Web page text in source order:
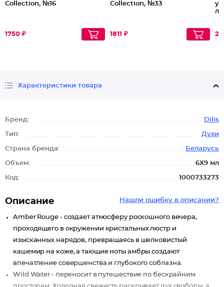
Collection, №16
1750 ₽
Collection, №33
1811 ₽
Характеристики товара
Бренд: Dilis
Тип: Духи
Страна бренда: Беларусь
Объем: 6Х9 мл
Код: 1000733273
Нашли ошибку в описании?
Описание
Amber Rouge - создает атмосферу роскошного вечера,
проходящего в окружении кристальных люстр и
изысканных нарядов, превращаясь в шелковистый
кашемир на коже, а тающие ноты амбры создают
впечатление совершенства и глубокого соблазна.
Wild Water - переносит в путешествие по бескрайним